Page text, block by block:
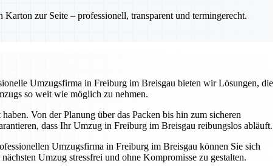
zur Seite – professionell, transparent und termingerecht.
Umzugsfirma in Freiburg im Breisgau bieten wir Lösungen, die
so weit wie möglich zu nehmen.
Von der Planung über das Packen bis hin zum sicheren
dass Ihr Umzug in Freiburg im Breisgau reibungslos abläuft.
Umzugsfirma in Freiburg im Breisgau können Sie sich
Umzug stressfrei und ohne Kompromisse zu gestalten.